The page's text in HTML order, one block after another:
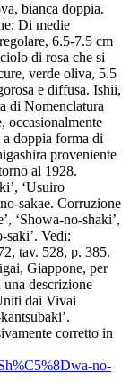
bianca doppia.
Di medie
6.5-7.5 cm
di rosa che si
verde oliva, 5.5
e diffusa. Ishii,
di Nomenclatura
occasionalmente
doppia forma di
proveniente
al 1928.
‘Usuiro
sakae. Corruzione
‘Showa-no-shaki’,
saki’. Vedi:
tav. 528, p. 385.
Giappone, per
descrizione
dai Vivai
corretto in
no-